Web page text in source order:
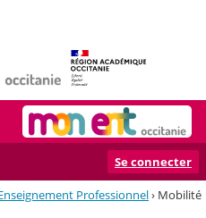
Se connecter
Professionnel› Mobilité